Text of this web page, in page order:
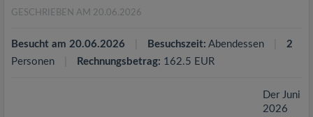
GESCHRIEBEN AM 20.06.2026
Besucht am 20.06.2026 Besuchszeit: Abendessen
2
Personen
Rechnungsbetrag: 162.5 EUR
Der Juni
2026
n